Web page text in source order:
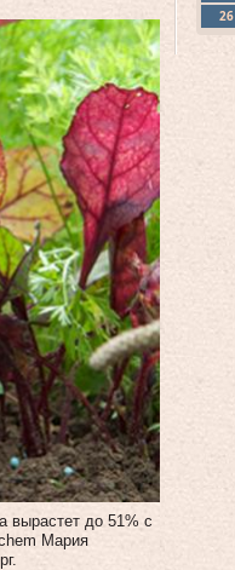
вырастет до 51% с
Мария
26